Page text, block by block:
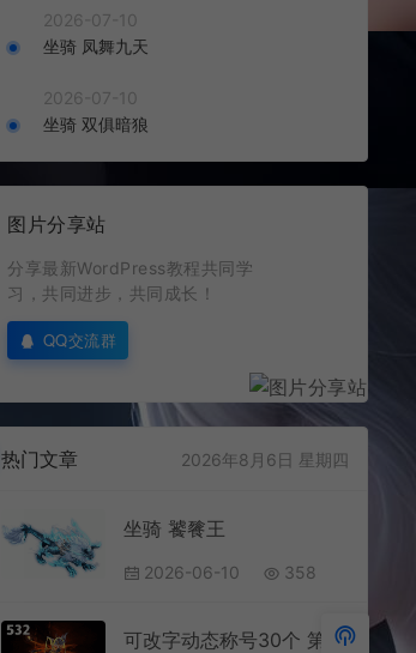
2026-07-10
坐骑 凤舞九天
2026-07-10
坐骑 双俱暗狼
图片分享站
分享最新WordPress教程共同学
习，共同进步，共同成长！
QQ交流群
热门文章 2026年8月6日 星期四
坐骑 饕餮王
2026-06-10 358
可改字动态称号30个 第二篇